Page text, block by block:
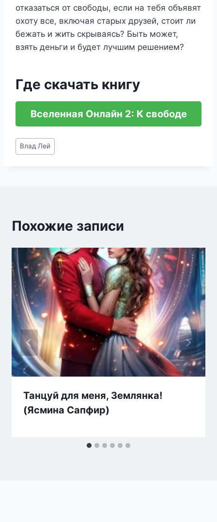
отказаться от свободы, если на тебя объявят
охоту все, включая старых друзей, стоит ли
бежать и жить скрываясь? Быть может,
взять деньги и будет лучшим решением?
Где скачать книгу
Вселенная Онлайн 2: К свободе
Метки
записи:
Влад Лей
Похожие записи
Танцуй для меня, Землянка!
(Ясмина Сапфир)